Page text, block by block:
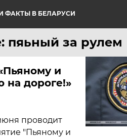
ФАКТЫ В БЕЛАРУСИ
пяьный за рулем
и
на дороге!»
проводит
"Пьяному и